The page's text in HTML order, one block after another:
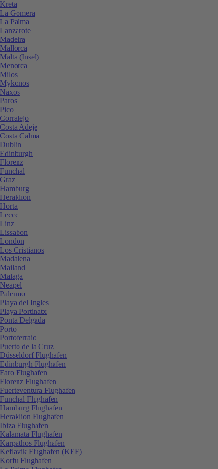
Kreta
La Gomera
La Palma
Lanzarote
Madeira
Mallorca
Malta (Insel)
Menorca
Milos
Mykonos
Naxos
Paros
Pico
Corralejo
Costa Adeje
Costa Calma
Dublin
Edinburgh
Florenz
Funchal
Graz
Hamburg
Heraklion
Horta
Lecce
Linz
Lissabon
London
Los Cristianos
Madalena
Mailand
Malaga
Neapel
Palermo
Playa del Ingles
Playa Portinatx
Ponta Delgada
Porto
Portoferraio
Puerto de la Cruz
Düsseldorf Flughafen
Edinburgh Flughafen
Faro Flughafen
Florenz Flughafen
Fuerteventura Flughafen
Funchal Flughafen
Hamburg Flughafen
Heraklion Flughafen
Ibiza Flughafen
Kalamata Flughafen
Karpathos Flughafen
Keflavik Flughafen (KEF)
Korfu Flughafen